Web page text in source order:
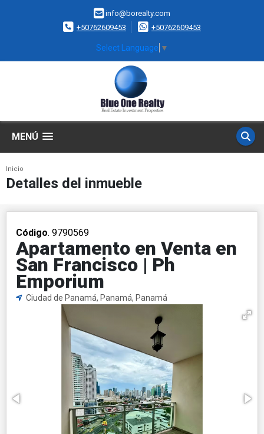
info@borealty.com
+50762609453
+50762609453
Select Language ▼
MENÚ
Inicio
Detalles del inmueble
Código. 9790569
Apartamento en Venta en
San Francisco | Ph
Emporium
Ciudad de Panamá, Panamá, Panamá